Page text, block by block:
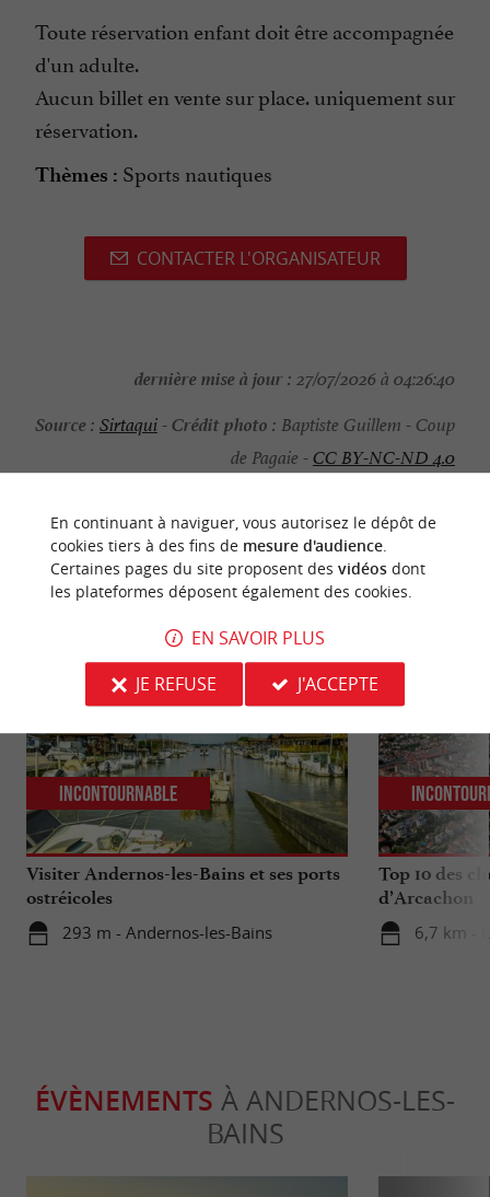
Toute réservation enfant doit être accompagnée
d'un adulte.
Aucun billet en vente sur place. uniquement sur
réservation.
Thèmes : Sports nautiques
CONTACTER L'ORGANISATEUR
dernière mise à jour : 27/07/2026 à 04:26:40
Source : Sirtaqui-Crédit photo : Baptiste Guillem - Coup
de Pagaie -CC BY-NC-ND 4.0
NOUS AVONS TESTÉPOUR VOUS
Visiter Andernos-les-Bains et ses ports
ostréicoles
293 m - Andernos-les-Bains
Incontournable
Top 10 des
d’Arcachon
6,7 km -
ÉVÈNEMENTS À ANDERNOS-LES-
BAINS
En continuant à naviguer, vous autorisez le dépôt de
cookies tiers à des fins de mesure d'audience.
Certaines pages du site proposent des vidéosdont
les plateformes déposent également des cookies.
EN SAVOIR PLUS
JE REFUSE
J'ACCEPTE